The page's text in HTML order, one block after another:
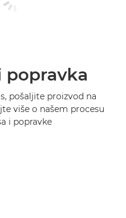
popravka
pošaljite proizvod na
više o našem procesu
i popravke